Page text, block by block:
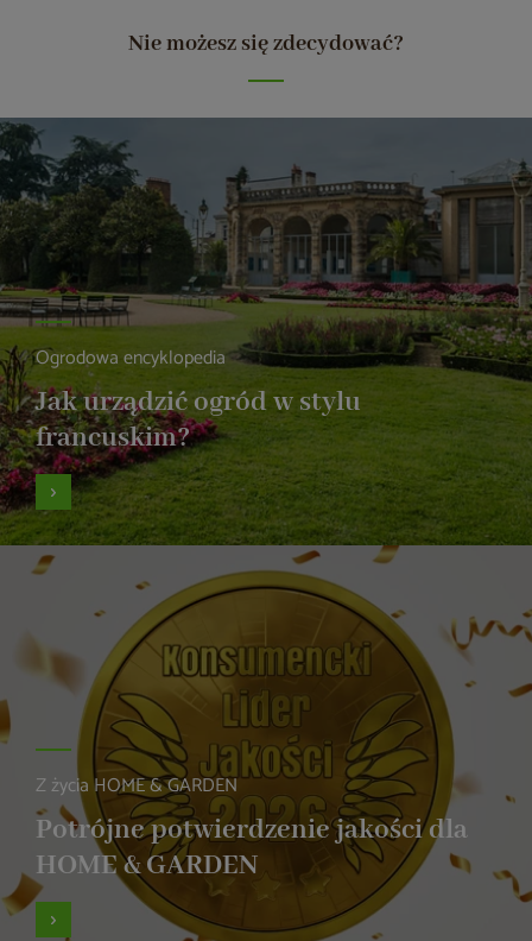
Nie możesz się zdecydować?
Ogrodowa encyklopedia
Jak urządzić ogród w stylu
francuskim?
Z życia HOME & GARDEN
Potrójne potwierdzenie jakości dla
HOME & GARDEN